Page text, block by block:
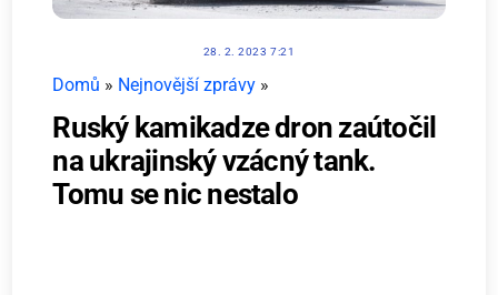
28. 2. 2023 7:21
Domů » Nejnovější zprávy »
Ruský kamikadze dron zaútočil
na ukrajinský vzácný tank.
Tomu se nic nestalo